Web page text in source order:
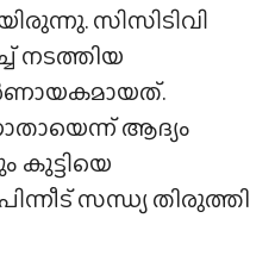
സിസിടിവി
നടത്തിയ
ആദ്യം
കുട്ടിയെ
സന്ധ്യ തിരുത്തി